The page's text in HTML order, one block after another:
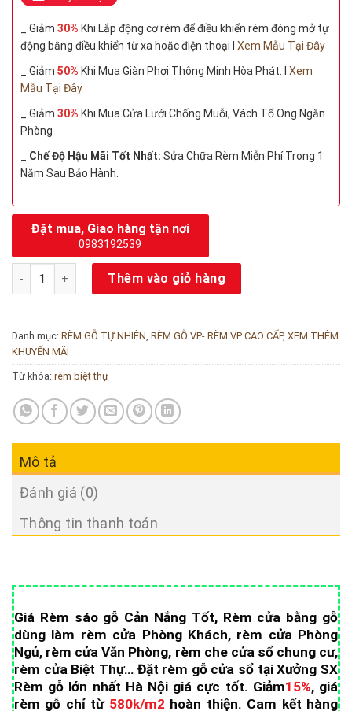
_ Giảm 30% Khi Lắp động cơ rèm để điều khiển rèm đóng mở tự
động bằng điều khiển từ xa hoặc điện thoại I Xem Mẫu Tại Đây
_ Giảm 50% Khi Mua Giàn Phơi Thông Minh Hòa Phát. I Xem
Mẫu Tại Đây
_ Giảm 30% Khi Mua Cửa Lưới Chống Muỗi, Vách Tổ Ong Ngăn
Phòng
Chế Độ Hậu Mãi Tốt Nhất: Sửa Chữa Rèm Miễn Phí Trong 1
Năm Sau Bảo Hành.
Đặt mua, Giao hàng tận nơi
0983192539
Giá Rèm Sáo Gỗ Cản Nắng 100% số lượng
Thêm vào giỏ hàng
Danh mục: RÈM GỖ TỰ NHIÊN, RÈM GỖ VP- RÈM VP CAO CẤP, XEM THÊM
KHUYẾN MÃI
Từ khóa: rèm biệt thự
Mô tả
Đánh giá (0)
Thông tin thanh toán
Giá Rèm sáo gỗ Cản Nắng Tốt, Rèm cửa bằng gỗ
dùng làm rèm cửa Phòng Khách, rèm cửa Phòng
Ngủ, rèm cửa Văn Phòng, rèm che cửa sổ chung cư,
rèm cửa Biệt Thự… Đặt rèm gỗ cửa sổ tại Xưởng SX
Rèm gỗ lớn nhất Hà Nội giá cực tốt. Giảm15%, giá
rèm gỗ chỉ từ 580k/m2 hoàn thiện. Cam kết hàng